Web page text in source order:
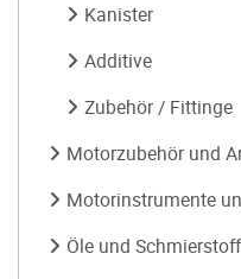
Kanister
Additive
Zubehör / Fittinge
Motorzubehör und
Motorinstrumente
Öle und